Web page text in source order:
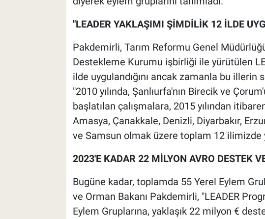
"LEADER YAKLAŞIMI ŞİMDİLİK 12 İLDE
Pakdemirli, Tarım Reformu Genel
Destekleme Kurumu işbirliği ile yürütülen
ilde uygulandığını ancak zamanla bu illerin
"2010 yılında, Şanlıurfa'nın Birecik ve
başlatılan çalışmalara, 2015 yılından
Amasya, Çanakkale, Denizli, Diyarbakır,
ve Samsun olmak üzere toplam 12 ilimizde
2023'E KADAR 22 MİLYON AVRO DESTEK
Bugüne kadar, toplamda 55 Yerel Eylem
ve Orman Bakanı Pakdemirli, "LEADER
Eylem Gruplarına, yaklaşık 22 milyon €